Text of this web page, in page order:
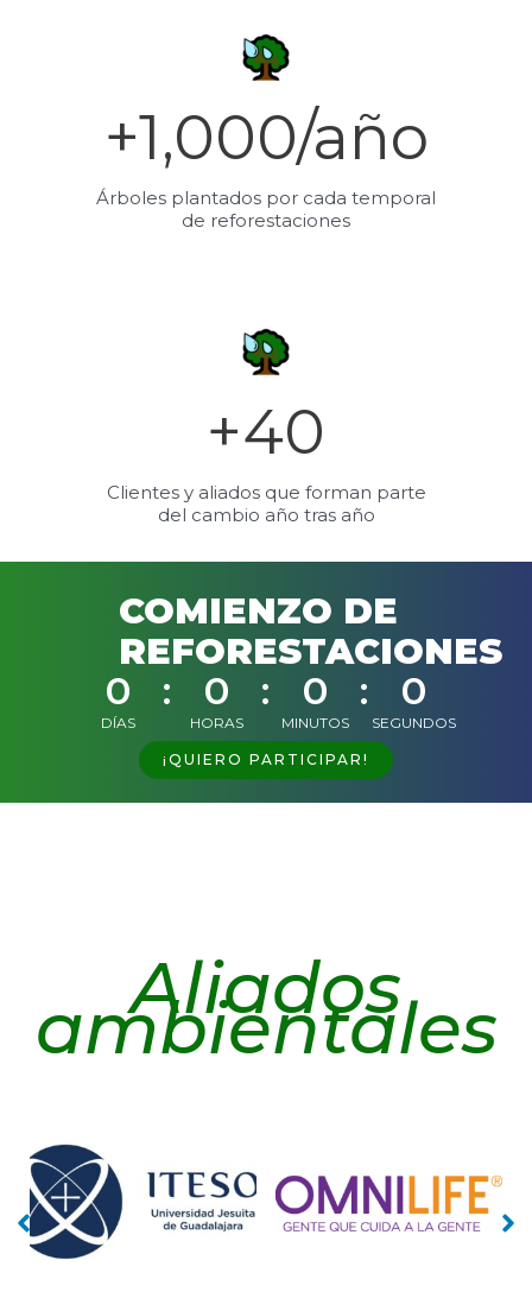
+1,000/año
Árboles plantados por cada temporal
de reforestaciones
+40
Clientes y aliados que forman parte
del cambio año tras año
COMIENZO DE
REFORESTACIONES
0
DÍAS
0
HORAS
0
MINUTOS
0
SEGUNDOS
¡QUIERO PARTICIPAR!
Aliados
ambientales
No No